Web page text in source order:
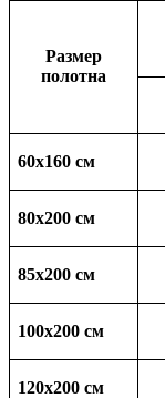
Раз­мер
полотна
60x160 см
80x200 см
85x200 см
100x200 см
120x200 см